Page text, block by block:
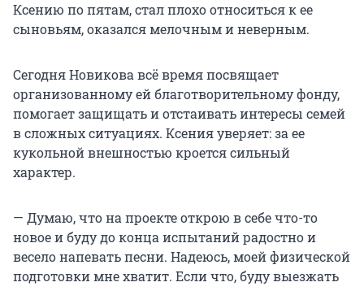
Ксению по пятам, стал плохо относиться к ее
сыновьям, оказался мелочным и неверным.
Сегодня Новикова всё время посвящает
организованному ей благотворительному фонду,
помогает защищать и отстаивать интересы семей
в сложных ситуациях. Ксения уверяет: за ее
кукольной внешностью кроется сильный
характер.
— Думаю, что на проекте открою в себе что-то
новое и буду до конца испытаний радостно и
весело напевать песни. Надеюсь, моей физической
подготовки мне хватит. Если что, буду выезжать